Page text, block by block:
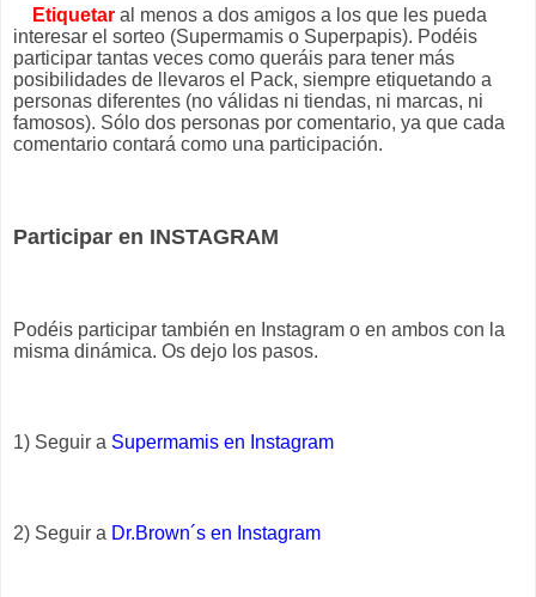
Etiquetar al menos a dos amigos a los que les pueda
interesar el sorteo (Supermamis o Superpapis). Podéis
participar tantas veces como queráis para tener más
posibilidades de llevaros el Pack, siempre etiquetando a
personas diferentes (no válidas ni tiendas, ni marcas, ni
famosos). Sólo dos personas por comentario, ya que cada
comentario contará como una participación.
Participar en INSTAGRAM
Podéis participar también en Instagram o en ambos con la
misma dinámica. Os dejo los pasos.
1) Seguir a Supermamis en Instagram
2) Seguir a Dr.Brown´s en Instagram